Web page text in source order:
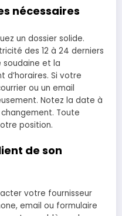
nécessaires
un dossier solide.
des 12 à 24 derniers
soudaine et la
Si votre
ou un email
Notez la date à
Toute
position.
de son
votre fournisseur
email ou formulaire